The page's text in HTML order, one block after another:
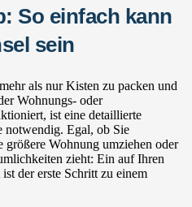
So einfach kann
sein
als nur Kisten zu packen und
Wohnungs- oder
ist eine detaillierte
notwendig. Egal, ob Sie
größere Wohnung umziehen oder
zieht: Ein auf Ihren
der erste Schritt zu einem